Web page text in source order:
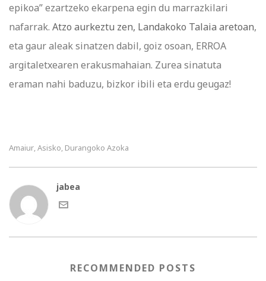
epikoa” ezartzeko ekarpena egin du marrazkilari
nafarrak. Atzo aurkeztu zen, Landakoko Talaia aretoan,
eta gaur aleak sinatzen dabil, goiz osoan, ERROA
argitaletxearen erakusmahaian. Zurea sinatuta
eraman nahi baduzu, bizkor ibili eta erdu geugaz!
Amaiur, Asisko, Durangoko Azoka
jabea
RECOMMENDED POSTS